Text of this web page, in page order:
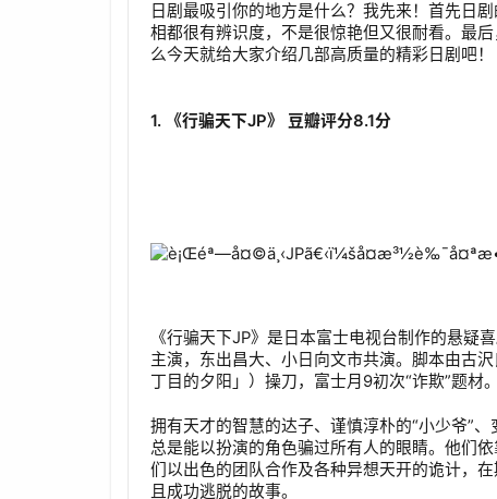
日剧最吸引你的地方是什么？我先来！首先日
相都很有辨识度，不是很惊艳但又很耐看。最
么今天就给大家介绍几部高质量的精彩日剧吧！
1. 《行骗天下JP》 豆瓣评分8.1分
《行骗天下JP》是日本富士电视台制作的悬疑
主演，东出昌大、小日向文市共演。脚本由古
丁目的夕阳」）操刀，富士月9初次“诈欺”题材。
拥有天才的智慧的达子、谨慎淳朴的“小少爷”
总是能以扮演的角色骗过所有人的眼睛。他们
们以出色的团队合作及各种异想天开的诡计，
且成功逃脱的故事。